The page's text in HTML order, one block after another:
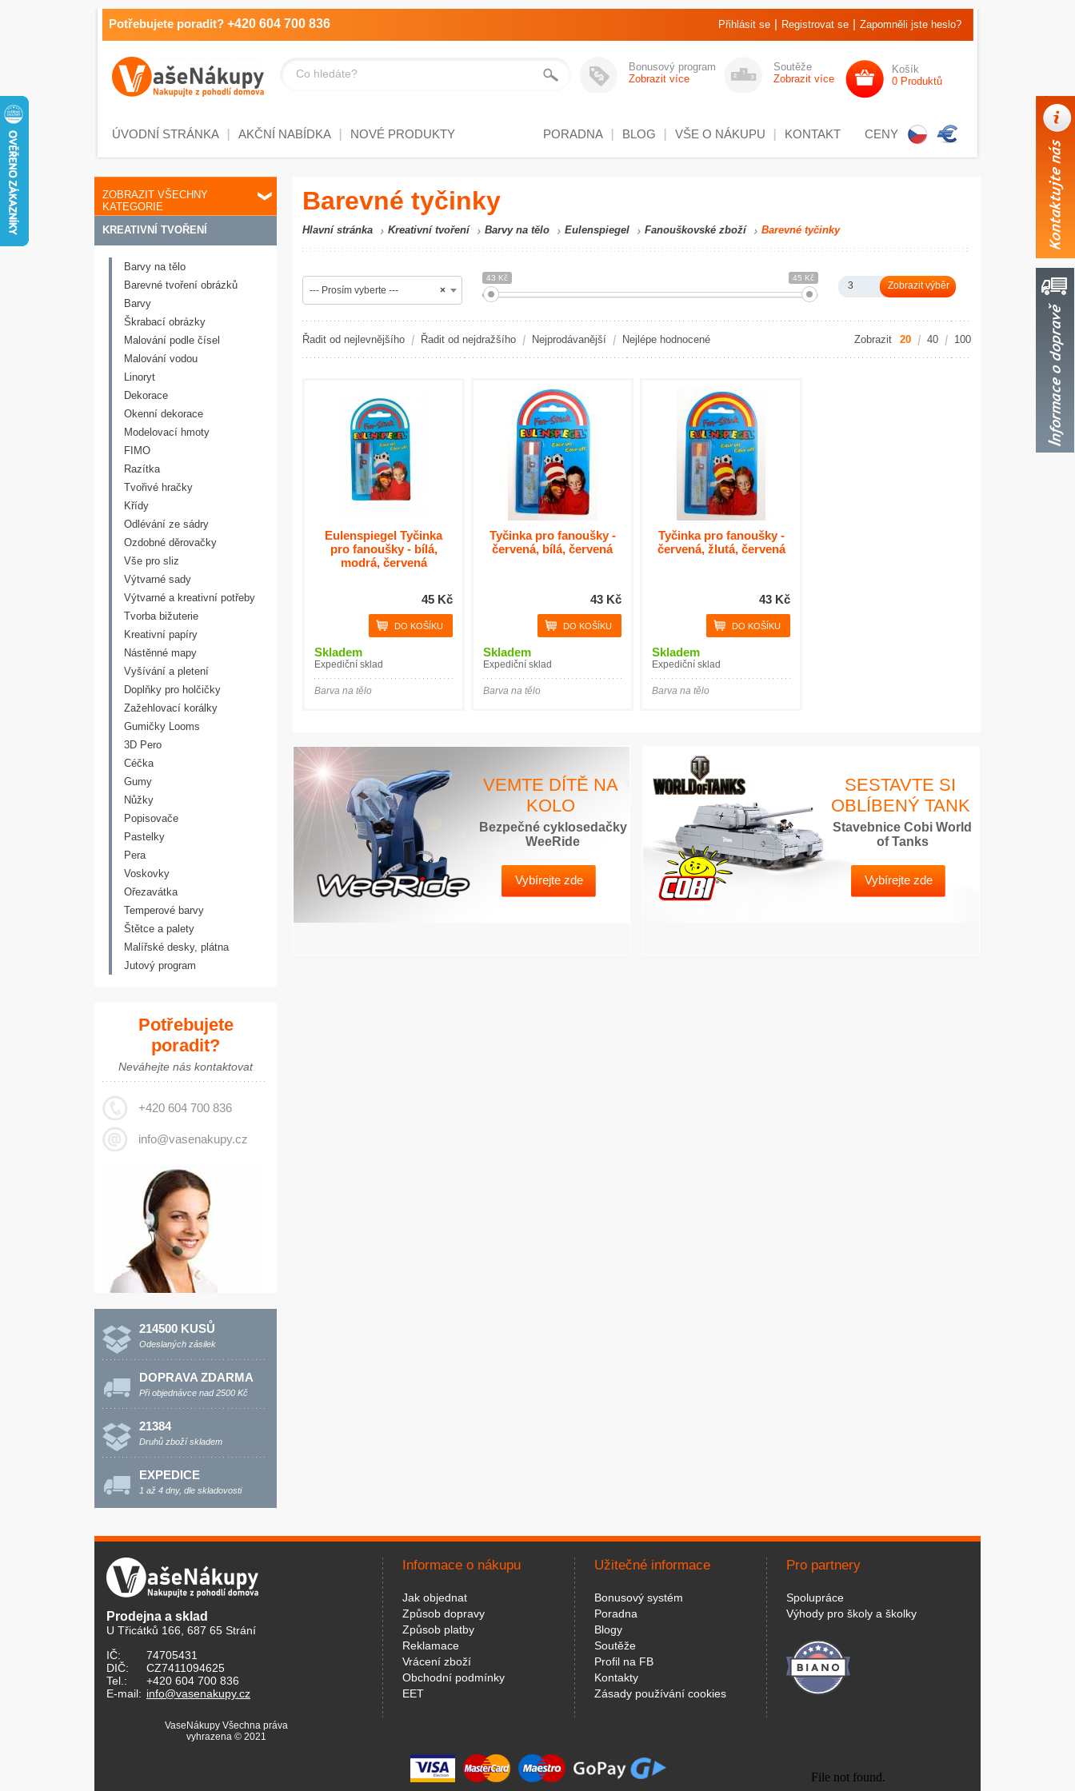
Potřebujete poradit? +420 604 700 836 Přihlásit se | Registrovat se | Zapomněli jste heslo?
Co hledáte?
Bonusový program
Zobrazit více
Soutěže
Zobrazit více
Košík
0 Produktů
ÚVODNÍ STRÁNKA AKČNÍ NABÍDKA NOVÉ PRODUKTY PORADNA BLOG VŠE O NÁKUPU KONTAKT CENY
ZOBRAZIT VŠECHNY
KATEGORIE
KREATIVNÍ TVOŘENÍ
Barvy na tělo
Barevné tvoření obrázků
Barvy
Škrabací obrázky
Malování podle čísel
Malování vodou
Linoryt
Dekorace
Okenní dekorace
Modelovací hmoty
FIMO
Razítka
Tvořivé hračky
Křídy
Odlévání ze sádry
Ozdobné děrovačky
Vše pro sliz
Výtvarné sady
Výtvarné a kreativní potřeby
Tvorba bižuterie
Kreativní papíry
Nástěnné mapy
Vyšívání a pletení
Doplňky pro holčičky
Zažehlovací korálky
Gumičky Looms
3D Pero
Céčka
Gumy
Nůžky
Popisovače
Pastelky
Pera
Voskovky
Ořezavátka
Temperové barvy
Štětce a palety
Malířské desky, plátna
Jutový program
Potřebujete
poradit?
Neváhejte nás kontaktovat
+420 604 700 836
info@vasenakupy.cz
214500 KUSŮ
Odeslaných zásilek
DOPRAVA ZDARMA
Při objednávce nad 2500 Kč
21384
Druhů zboží skladem
EXPEDICE
1 až 4 dny, dle skladovosti
Barevné tyčinky
Hlavní stránka Kreativní tvoření Barvy na tělo Eulenspiegel Fanouškovské zboží Barevné tyčinky
×
--- Prosím vyberte ---
43 Kč 45 Kč
3
Řadit od nejlevnějšího Řadit od nejdražšího Nejprodávanější Nejlépe hodnocené Zobrazit 20 40 100
Eulenspiegel Tyčinka
pro fanoušky - bílá,
modrá, červená
45 Kč
Skladem
Expediční sklad
Barva na tělo
Tyčinka pro fanoušky -
červená, bílá, červená
43 Kč
Skladem
Expediční sklad
Barva na tělo
Tyčinka pro fanoušky -
červená, žlutá, červená
43 Kč
Skladem
Expediční sklad
Barva na tělo
MILÁČKA?
VEMTE DÍTĚ NA
KOLO
Bezpečné cyklosedačky
WeeRide
Vybírejte zde
SESTAVTE SI
OBLÍBENÝ TANK
Stavebnice Cobi World
of Tanks
Vybírejte zde
Prodejna a sklad
U Třicátků 166, 687 65 Strání
IČ:
74705431
DIČ:
CZ7411094625
Tel.:
+420 604 700 836
E-mail: info@vasenakupy.cz
VaseNákupy Všechna práva
vyhrazena © 2021
Informace o nákupu
Jak objednat
Způsob dopravy
Způsob platby
Reklamace
Vrácení zboží
Obchodní podmínky
EET
Užitečné informace
Bonusový systém
Poradna
Blogy
Soutěže
Profil na FB
Kontakty
Zásady používání cookies
Pro partnery
Spolupráce
Výhody pro školy a školky